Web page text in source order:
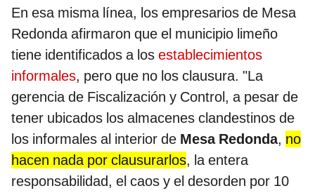
En esa misma línea, los empresarios de Mesa
Redonda afirmaron que el municipio limeño
tiene identificados a los establecimientos
informales, pero que no los clausura. "La
gerencia de Fiscalización y Control, a pesar de
tener ubicados los almacenes clandestinos de
los informales al interior de Mesa Redonda, no
hacen nada por clausurarlos, la entera
responsabilidad, el caos y el desorden por 10